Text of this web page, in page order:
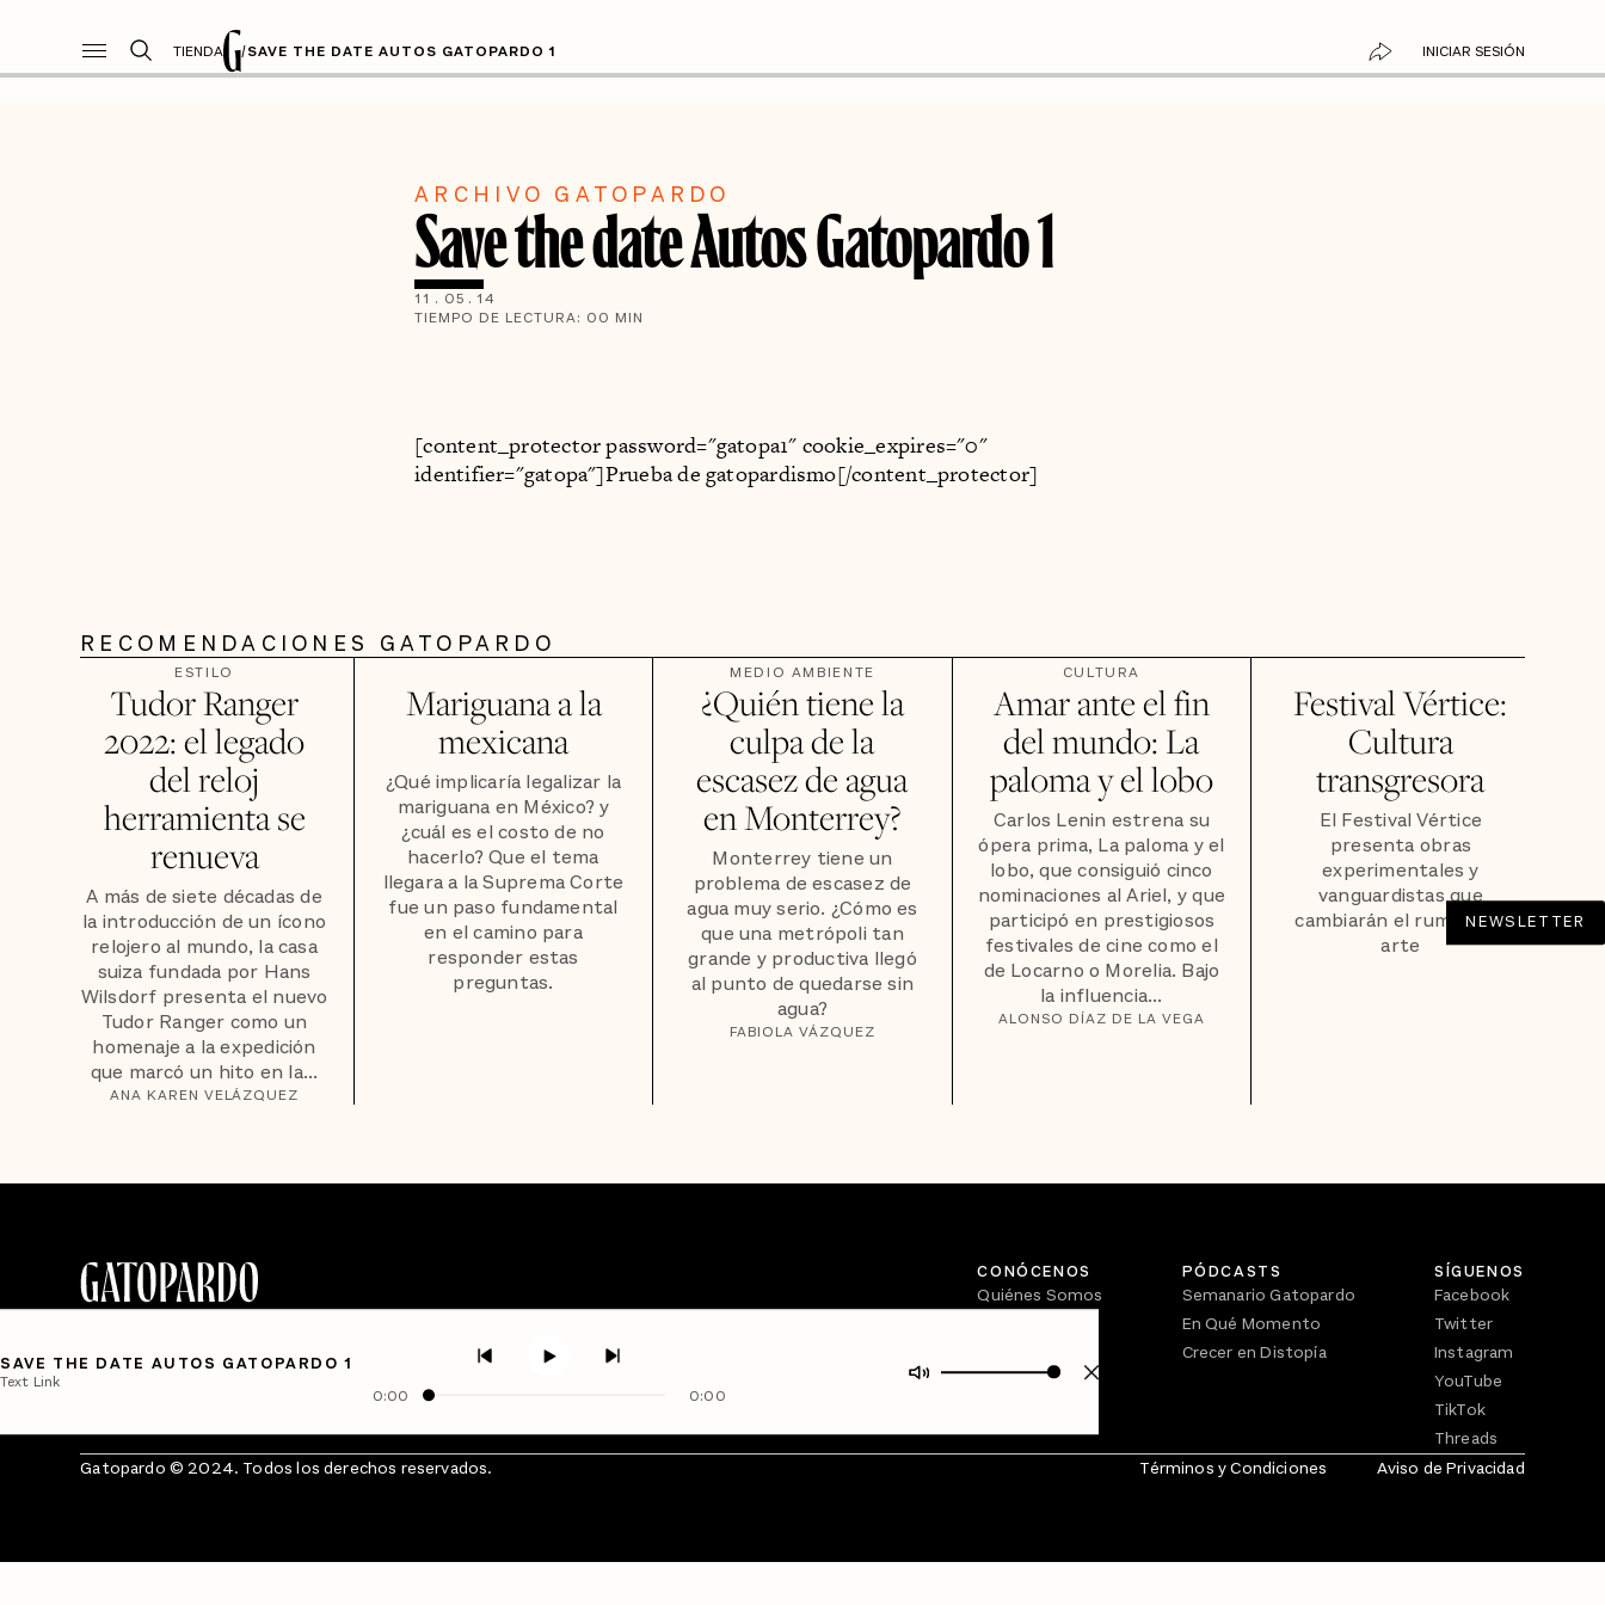
TIENDA /SAVE THE DATE AUTOS GATOPARDO 1 INICIAR SESIÓN
ARCHIVO GATOPARDO
Save the date Autos Gatopardo 1
11 . 05 . 14
TIEMPO DE LECTURA: 00 MIN
[content_protector password="gatopa1" cookie_expires="0"
identifier="gatopa"]Prueba de gatopardismo[/content_protector]
NEWSLETTER
RECOMENDACIONES GATOPARDO
ESTILO
Tudor Ranger
2022: el legado
del reloj
herramienta se
renueva
A más de siete décadas de
la introducción de un ícono
relojero al mundo, la casa
suiza fundada por Hans
Wilsdorf presenta el nuevo
Tudor Ranger como un
homenaje a la expedición
que marcó un hito en la...
ANA KAREN VELÁZQUEZ
Mariguana a la
mexicana
¿Qué implicaría legalizar la
mariguana en México? y
¿cuál es el costo de no
hacerlo? Que el tema
llegara a la Suprema Corte
fue un paso fundamental
en el camino para
responder estas
preguntas.
MEDIO AMBIENTE
¿Quién tiene la
culpa de la
escasez de agua
en Monterrey?
Monterrey tiene un
problema de escasez de
agua muy serio. ¿Cómo es
que una metrópoli tan
grande y productiva llegó
al punto de quedarse sin
agua?
FABIOLA VÁZQUEZ
CULTURA
Amar ante el fin
del mundo: La
paloma y el lobo
Carlos Lenin estrena su
ópera prima, La paloma y el
lobo, que consiguió cinco
nominaciones al Ariel, y que
participó en prestigiosos
festivales de cine como el
de Locarno o Morelia. Bajo
la influencia...
ALONSO DÍAZ DE LA VEGA
Festival Vértice:
Cultura
transgresora
El Festival Vértice
presenta obras
experimentales y
vanguardistas que
cambiarán el rumbo del
arte
SAVE THE DATE AUTOS GATOPARDO 1
Text Link
0:00 0:00
CONÓCENOS
Quiénes Somos
PÓDCASTS
Semanario Gatopardo
En Qué Momento
Crecer en Distopía
SÍGUENOS
Facebook
Twitter
Instagram
YouTube
TikTok
Threads
Gatopardo © 2024. Todos los derechos reservados.
Términos y Condiciones Aviso de Privacidad